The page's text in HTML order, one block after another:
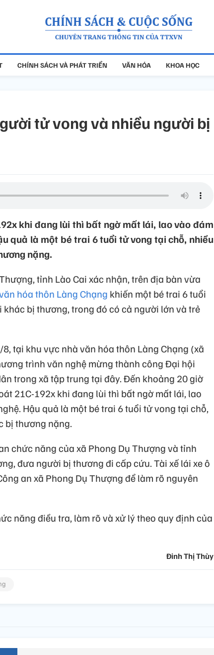
CHÍNH SÁCH VÀ PHÁT TRIỂN VĂN HÓA KHOA HỌC
tử vong và nhiều người bị
khi đang lùi thì bất ngờ mất lái, lao vào đám
quả là một bé trai 6 tuổi tử vong tại chỗ, nhiều
nặng.
tỉnh Lào Cai xác nhận, trên địa bàn vừa
hóa thôn Làng Chạng khiến một bé trai 6 tuổi
bị thương, trong đó có cả người lớn và trẻ
tại khu vực nhà văn hóa thôn Làng Chạng (xã
trình văn nghệ mừng thành công Đại hội
trong xã tập trung tại đây. Đến khoảng 20 giờ
21C-192x khi đang lùi thì bất ngờ mất lái, lao
Hậu quả là một bé trai 6 tuổi tử vong tại chỗ,
bị thương nặng.
chức năng của xã Phong Dụ Thượng và tỉnh
đưa người bị thương đi cấp cứu. Tài xế lái xe ô
an xã Phong Dụ Thượng để làm rõ nguyên
năng điều tra, làm rõ và xử lý theo quy định của
Đinh Thị Thùy